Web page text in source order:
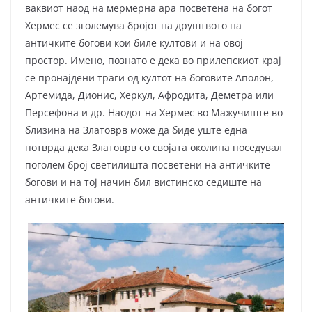
ваквиот наод на мермерна ара посветена на богот
Хермес се зголемува бројот на друштвото на
античките богови кои биле култови и на овој
простор. Имено, познато е дека во прилепскиот крај
се пронајдени траги од култот на боговите Аполон,
Артемида, Дионис, Херкул, Афродита, Деметра или
Персефона и др. Наодот на Хермес во Мажучиште во
близина на Златоврв може да биде уште една
потврда дека Златоврв со својата околина поседувал
поголем број светилишта посветени на античките
богови и на тој начин бил вистинско седиште на
античките богови.